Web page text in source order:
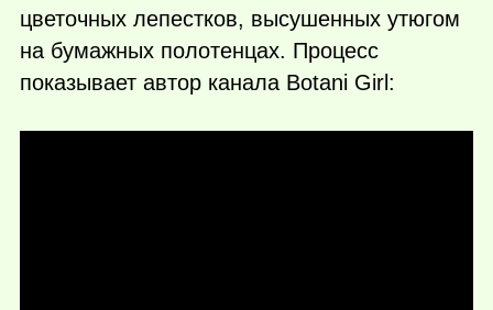
цветочных лепестков, высушенных утюгом
на бумажных полотенцах. Процесс
показывает автор канала Botani Girl: